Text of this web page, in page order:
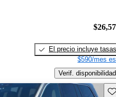
El precio incluye tasas
$590/mes
Verif. disponibilidad